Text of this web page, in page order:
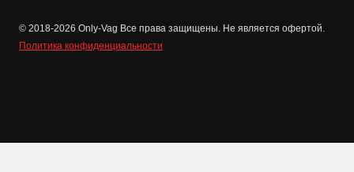
© 2018-2026 Only-Vag Все права защищены. Не является офертой.
Политика конфиденциальности